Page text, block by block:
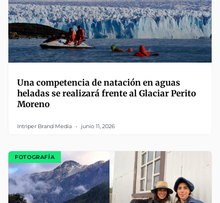
Una competencia de natación en aguas
heladas se realizará frente al Glaciar Perito
Moreno
Intriper Brand Media junio 11, 2026
FOTOGRAFÍA